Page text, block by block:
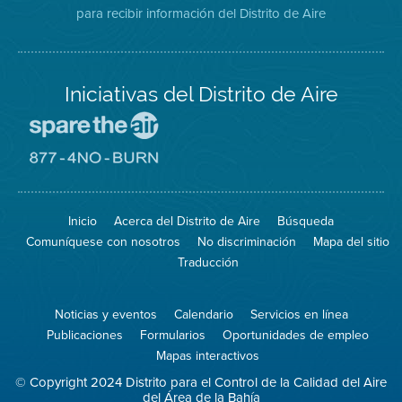
Twitter
Distrito
Aire
para recibir información del Distrito de Aire
Iniciativas del Distrito de Aire
Spare
Air
el
aire)
sitio
8774
Burn
Inicio Acerca del Distrito de Aire
Búsqueda
Comuníquese con nosotros
No discriminación
Mapa del sitio
Traducción
Noticias y eventos Calendario
Servicios en línea
Publicaciones
Formularios
Oportunidades de empleo
Mapas interactivos
© Copyright 2024 Distrito para el Control de la Calidad del Aire
del Área de la Bahía